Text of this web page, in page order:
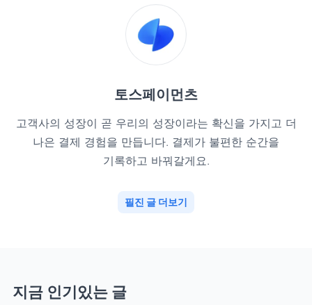
토스페이먼츠
고객사의 성장이 곧 우리의 성장이라는 확신을 가지고 더
나은 결제 경험을 만듭니다. 결제가 불편한 순간을
기록하고 바꿔갈게요.
필진 글 더보기
지금 인기있는 글